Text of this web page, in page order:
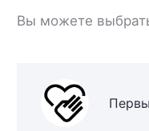
Вы можете